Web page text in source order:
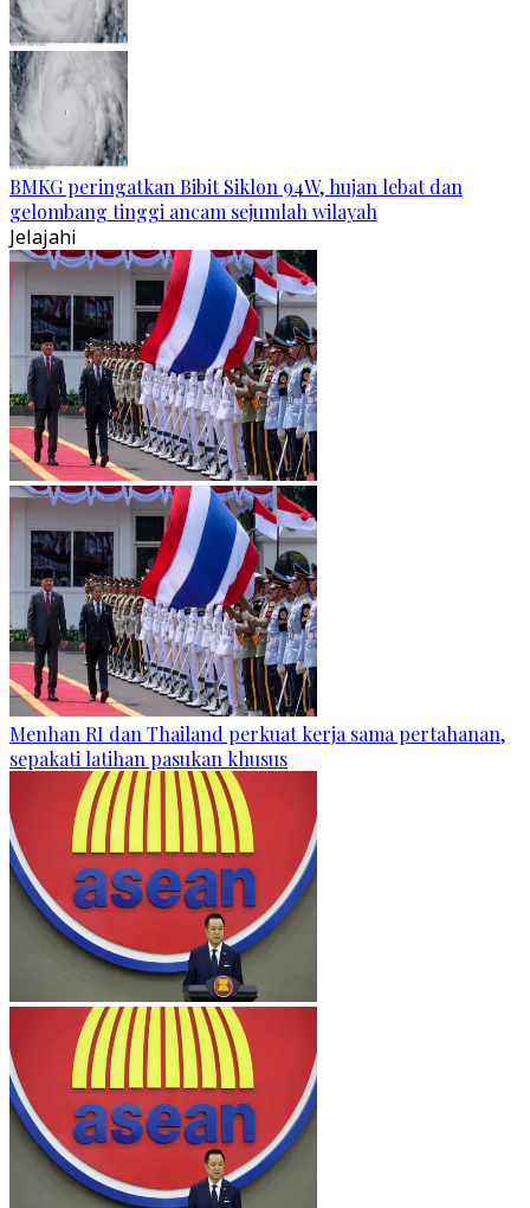
BMKG peringatkan Bibit Siklon 94W, hujan lebat dan
gelombang tinggi ancam sejumlah wilayah
Jelajahi
Menhan RI dan Thailand perkuat kerja sama pertahanan,
sepakati latihan pasukan khusus